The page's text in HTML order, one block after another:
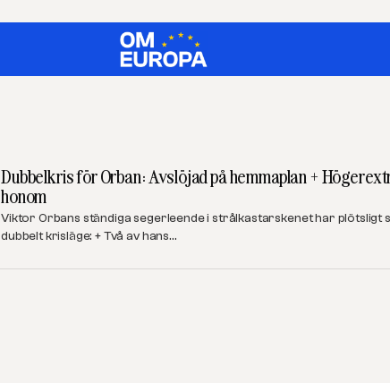
Dubbelkris för Orban: Avslöjad på hemmaplan +
honom
Viktor Orbans ständiga segerleende i strålkastarskenet har plötsligt
dubbelt krisläge: + Två av hans…